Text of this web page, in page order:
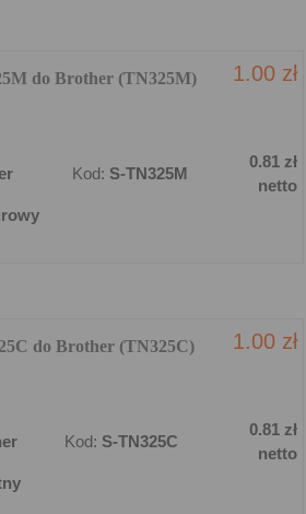
do Brother (TN325M) 1.00 zł
Kod: S-TN325M
0.81 zł
netto
do Brother (TN325C) 1.00 zł
Kod: S-TN325C
0.81 zł
netto